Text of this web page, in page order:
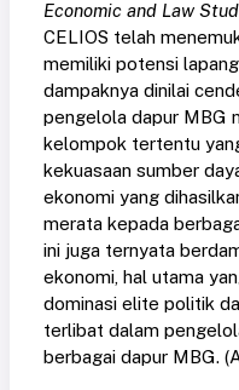
Economic and Law
CELIOS telah
memiliki potensi
dampaknya dinilai
pengelola dapur MBG
kelompok tertentu
kekuasaan sumber
ekonomi yang
merata kepada
ini juga ternyata
ekonomi, hal utama
dominasi elite politik
terlibat dalam
berbagai dapur MBG.